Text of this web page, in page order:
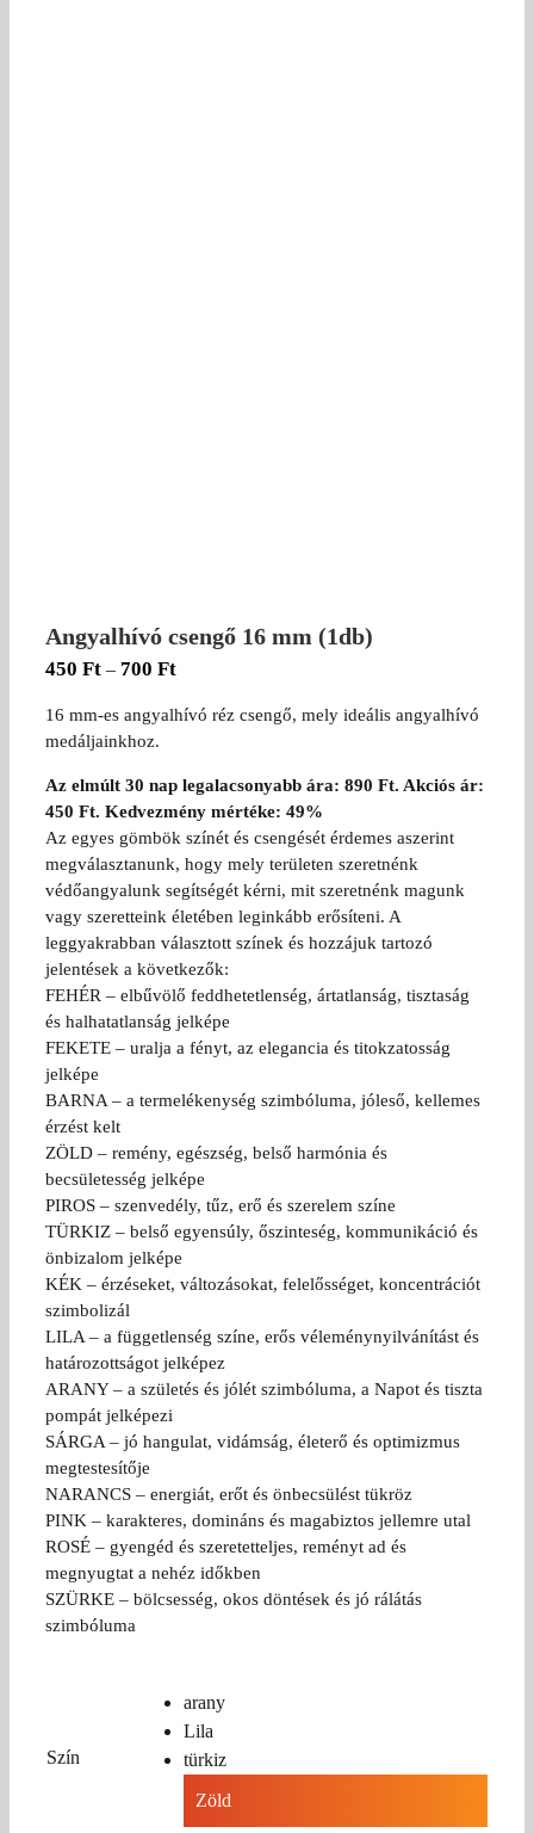
Angyalhívó csengő 16 mm (1db)
450 Ft – 700 Ft
16 mm-es angyalhívó réz csengő, mely ideális angyalhívó
medáljainkhoz.
Az elmúlt 30 nap legalacsonyabb ára: 890 Ft. Akciós ár:
450 Ft. Kedvezmény mértéke: 49%
Az egyes gömbök színét és csengését érdemes aszerint
megválasztanunk, hogy mely területen szeretnénk
védőangyalunk segítségét kérni, mit szeretnénk magunk
vagy szeretteink életében leginkább erősíteni. A
leggyakrabban választott színek és hozzájuk tartozó
jelentések a következők:
FEHÉR – elbűvölő feddhetetlenség, ártatlanság, tisztaság
és halhatatlanság jelképe
FEKETE – uralja a fényt, az elegancia és titokzatosság
jelképe
BARNA – a termelékenység szimbóluma, jóleső, kellemes
érzést kelt
ZÖLD – remény, egészség, belső harmónia és
becsületesség jelképe
PIROS – szenvedély, tűz, erő és szerelem színe
TÜRKIZ – belső egyensúly, őszinteség, kommunikáció és
önbizalom jelképe
KÉK – érzéseket, változásokat, felelősséget, koncentrációt
szimbolizál
LILA – a függetlenség színe, erős véleménynyilvánítást és
határozottságot jelképez
ARANY – a születés és jólét szimbóluma, a Napot és tiszta
pompát jelképezi
SÁRGA – jó hangulat, vidámság, életerő és optimizmus
megtestesítője
NARANCS – energiát, erőt és önbecsülést tükröz
PINK – karakteres, domináns és magabiztos jellemre utal
ROSÉ – gyengéd és szeretetteljes, reményt ad és
megnyugtat a nehéz időkben
SZÜRKE – bölcsesség, okos döntések és jó rálátás
szimbóluma
Szín
arany
Lila
türkiz
Zöld